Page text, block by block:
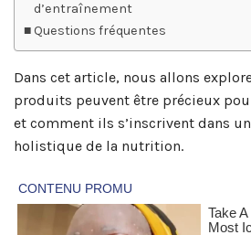
d’entraînement
Questions fréquentes
Dans cet article, nous allons
produits peuvent être précieux
et comment ils s’inscrivent dans
holistique de la nutrition.